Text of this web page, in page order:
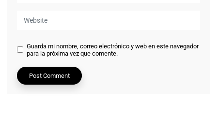
Guarda mi nombre, correo electrónico y web en este navegador
para la próxima vez que comente.